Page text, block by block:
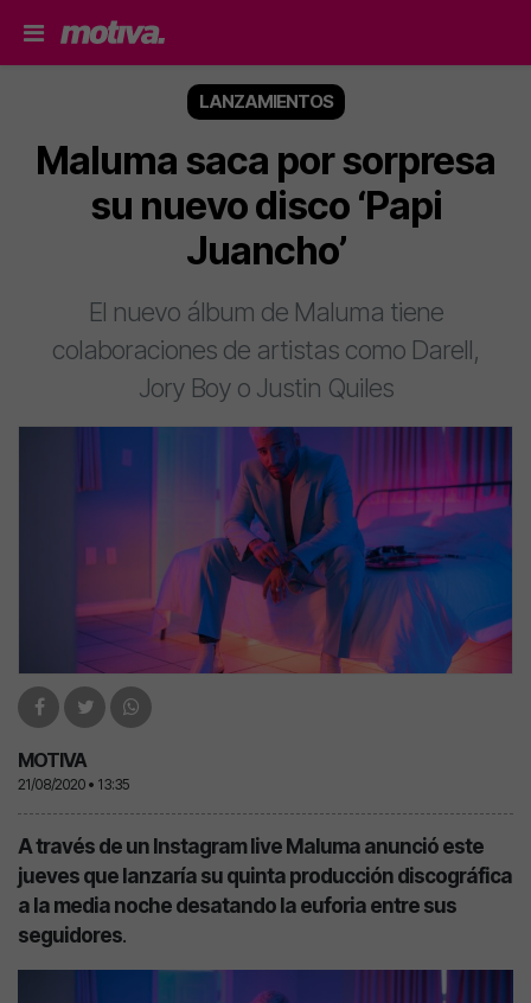
LANZAMIENTOS
Maluma saca por sorpresa
su nuevo disco ‘Papi
Juancho’
El nuevo álbum de Maluma tiene
colaboraciones de artistas como Darell,
Jory Boy o Justin Quiles
MOTIVA
21/08/2020 • 13:35
A través de un Instagram live Maluma anunció este
jueves que lanzaría su quinta producción discográfica
a la media noche desatando la euforia entre sus
seguidores.